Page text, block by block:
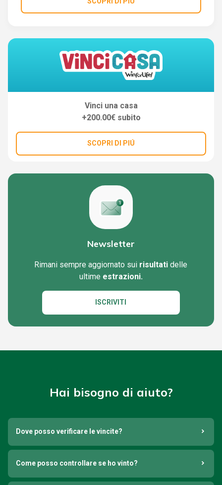
Vinci una casa
+200.00€ subito
SCOPRI DI PIÚ
Newsletter
Rimani sempre aggiornato sui risultati delle
ultime estrazioni.
ISCRIVITI
Hai bisogno di aiuto?
Dove posso verificare le vincite?
Come posso controllare se ho vinto?